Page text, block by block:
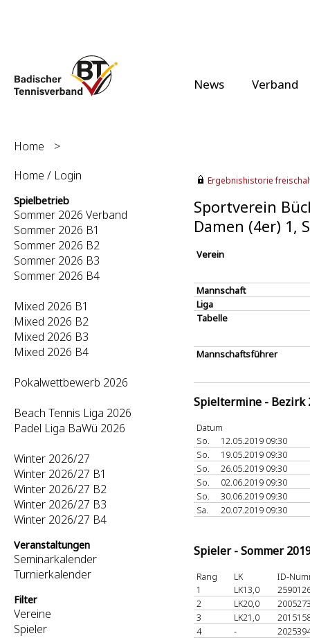
News Verband
Home
>
Home / Login
Spielbetrieb
Sommer 2026 Verband
Sommer 2026 B1
Sommer 2026 B2
Sommer 2026 B3
Sommer 2026 B4
Mixed 2026 B1
Mixed 2026 B2
Mixed 2026 B3
Mixed 2026 B4
Pokalwettbewerb 2026
Beach Tennis Liga 2026
Padel Liga BaWü 2026
Winter 2026/27
Winter 2026/27 B1
Winter 2026/27 B2
Winter 2026/27 B3
Winter 2026/27 B4
Veranstaltungen
Seminarkalender
Turnierkalender
Filter
Vereine
Spieler
Ergebnishistorie
Sportverein
Damen (4er) 1,
Verein
Mannschaft
Liga
Tabelle
Mannschaftsführer
Spieltermine - Bezirk
Datum
So.
12.05.2019 09:30
So.
19.05.2019 09:30
So.
26.05.2019 09:30
So.
02.06.2019 09:30
So.
30.06.2019 09:30
Sa.
20.07.2019 09:30
Spieler - Sommer
Rang LK
ID-
1
LK13,0
2
LK20,0
3
LK21,0
4
-